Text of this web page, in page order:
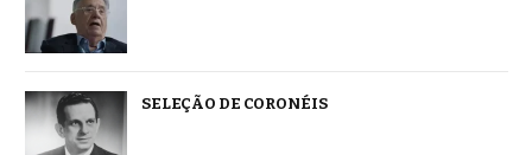
SELEÇÃO DE CORONÉIS